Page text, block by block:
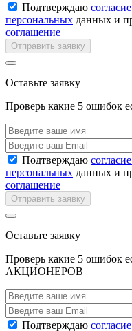
Подтверждаю
персональных данных и
соглашение
Отправить заявку
Оставьте заявку
Проверь какие 5 ошибок
Подтверждаю
персональных данных и
соглашение
Отправить заявку
Оставьте заявку
Проверь какие 5 ошибок
АКЦИОНЕРОВ
Подтверждаю